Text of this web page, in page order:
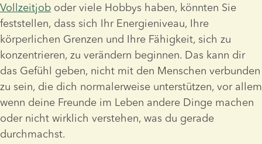
Vollzeitjob oder viele Hobbys haben, könnten Sie
feststellen, dass sich Ihr Energieniveau, Ihre
körperlichen Grenzen und Ihre Fähigkeit, sich zu
konzentrieren, zu verändern beginnen. Das kann dir
das Gefühl geben, nicht mit den Menschen verbunden
zu sein, die dich normalerweise unterstützen, vor allem
wenn deine Freunde im Leben andere Dinge machen
oder nicht wirklich verstehen, was du gerade
durchmachst.